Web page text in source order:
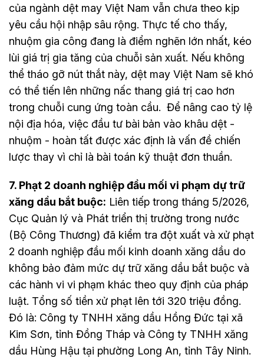
của ngành dệt may Việt Nam vẫn chưa theo kịp
yêu cầu hội nhập sâu rộng. Thực tế cho thấy,
nhuộm gia công đang là điểm nghẽn lớn nhất, kéo
lùi giá trị gia tăng của chuỗi sản xuất. Nếu không
thể tháo gỡ nút thắt này, dệt may Việt Nam sẽ khó
có thể tiến lên những nấc thang giá trị cao hơn
trong chuỗi cung ứng toàn cầu. Để nâng cao tỷ lệ
nội địa hóa, việc đầu tư bài bản vào khâu dệt -
nhuộm - hoàn tất được xác định là vấn đề chiến
lược thay vì chỉ là bài toán kỹ thuật đơn thuần.
7. Phạt 2 doanh nghiệp đầu mối vi phạm dự trữ
xăng dầu bắt buộc: Liên tiếp trong tháng 5/2026,
Cục Quản lý và Phát triển thị trường trong nước
(Bộ Công Thương) đã kiểm tra đột xuất và xử phạt
2 doanh nghiệp đầu mối kinh doanh xăng dầu do
không bảo đảm mức dự trữ xăng dầu bắt buộc và
các hành vi vi phạm khác theo quy định của pháp
luật. Tổng số tiền xử phạt lên tới 320 triệu đồng.
Đó là: Công ty TNHH xăng dầu Hồng Đức tại xã
Kim Sơn, tỉnh Đồng Tháp và Công ty TNHH xăng
dầu Hùng Hậu tại phường Long An, tỉnh Tây Ninh.